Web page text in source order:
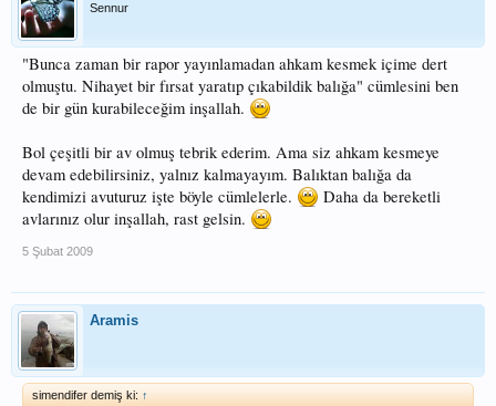
Sennur
"Bunca zaman bir rapor yayınlamadan ahkam kesmek içime dert
olmuştu. Nihayet bir fırsat yaratıp çıkabildik balığa" cümlesini ben
de bir gün kurabileceğim inşallah.
Bol çeşitli bir av olmuş tebrik ederim. Ama siz ahkam kesmeye
devam edebilirsiniz, yalnız kalmayayım. Balıktan balığa da
kendimizi avuturuz işte böyle cümlelerle.
Daha da bereketli
avlarınız olur inşallah, rast gelsin.
5 Şubat 2009
Aramis
simendifer demiş ki: ↑